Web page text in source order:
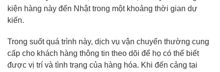
kiện hàng này đến Nhật trong một khoảng thời gian dự
kiến.
Trong suốt quá trình này, dịch vụ vận chuyển thường cung
cấp cho khách hàng thông tin theo dõi để họ có thể biết
được vị trí và tình trạng của hàng hóa. Khi đến cảng tại